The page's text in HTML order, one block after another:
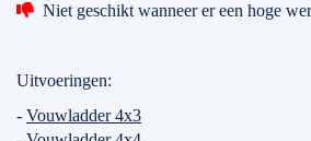
Niet geschikt wanneer er een hoge
Uitvoeringen:
- Vouwladder 4x3